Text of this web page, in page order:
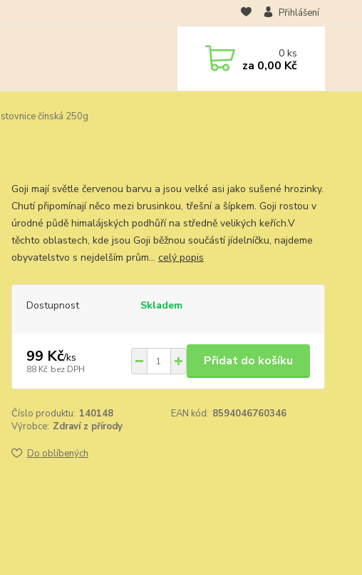
Přihlášení
0ks
za 0,00 Kč
čínská 250g
Goji mají světle červenou barvu a jsou velké asi jako sušené hrozinky.
Chutí připomínají něco mezi brusinkou, třešní a šípkem. Goji rostou v
úrodné půdě himalájských podhůří na středně velikých keřích.V
těchto oblastech, kde jsou Goji běžnou součástí jídelníčku, najdeme
obyvatelstvo s nejdelším prům... celý popis
Dostupnost Skladem
99 Kč/ks
88 Kč bez DPH
Přidat do košíku
Číslo produktu: 140148 EAN kód: 8594046760346
Výrobce: Zdraví z přírody
Do oblíbených